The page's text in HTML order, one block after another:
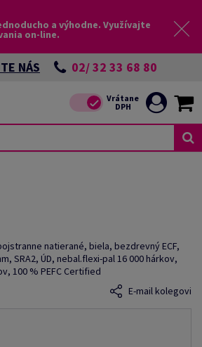
a výhodne. Využívajte
on-line.
NÁS 02/ 32 33 68 80
natierané, biela, bezdrevný ECF,
SRA2, ÚD, nebal.flexi-pal 16 000 hárkov,
100 % PEFC Certified
E-mail kolegovi